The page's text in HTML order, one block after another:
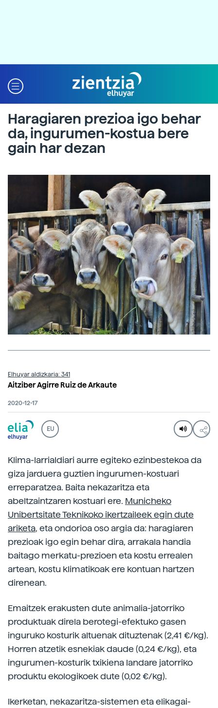
Haragiaren prezioa igo behar
da, ingurumen-kostua bere
gain har dezan
Elhuyar aldizkaria: 341
Aitziber Agirre Ruiz de Arkaute
2020-12-17
EU
Klima-larrialdiari aurre egiteko ezinbestekoa da
giza jarduera guztien ingurumen-kostuari
erreparatzea. Baita nekazaritza eta
abeltzaintzaren kostuari ere. Municheko
Unibertsitate Teknikoko ikertzaileek egin dute
ariketa, eta ondorioa oso argia da: haragiaren
prezioak igo egin behar dira, arrakala handia
baitago merkatu-prezioen eta kostu errealen
artean, kostu klimatikoak ere kontuan hartzen
direnean.
Emaitzek erakusten dute animalia-jatorriko
produktuak direla berotegi-efektuko gasen
inguruko kosturik altuenak dituztenak (2,41 €/kg).
Horren atzetik esnekiak daude (0,24 €/kg), eta
ingurumen-kosturik txikiena landare jatorriko
produktu ekologikoek dute (0,02 €/kg).
Ikerketan, nekazaritza-sistemen eta elikagai-